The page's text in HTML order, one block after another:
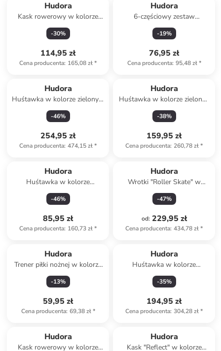
Hudora
Kask rowerowy w kolorze
czarnym
-30%
114,95 zł
Cena producenta: 165,08 zł*
Hudora
6-częściowy zestaw
ochraniaczy "Kids"
-19%
76,95 zł
Cena producenta: 95,48 zł*
Hudora
Huśtawka w kolorze zielonym
- Ø 90 cm - 3+
-46%
254,95 zł
Cena producenta: 474,15 zł*
Hudora
Huśtawka w kolorze zielono-
czarnym - Ø 90 cm - 3+
-38%
159,95 zł
Cena producenta: 260,78 zł*
Hudora
Huśtawka w kolorze
błękitnym - 12 m+
-46%
85,95 zł
Cena producenta: 160,73 zł*
Hudora
Wrotki "Roller Skate" w
kolorze jasnoróżowym - 5+
-47%
od: 229,95 zł
Cena producenta: 434,78 zł*
Hudora
Trener piłki nożnej w kolorze
czarnym - 3+
-13%
59,95 zł
Cena producenta: 69,38 zł*
Hudora
Huśtawka w kolorze
niebiesko-czarnym - Ø 90 cm
- 3+
-35%
194,95 zł
Cena producenta: 304,28 zł*
Hudora
Kask rowerowy w kolorze
Hudora
Kask "Reflect" w kolorze